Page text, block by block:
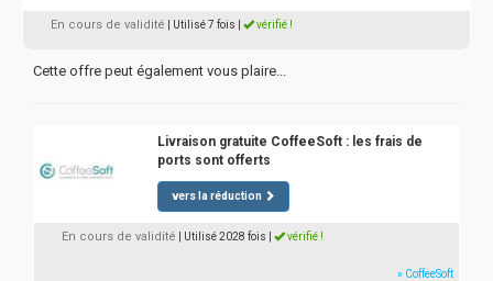
En cours de validité | Utilisé 7 fois vérifié !
Cette offre peut également vous plaire...
Livraison gratuite CoffeeSoft : les frais de
ports sont offerts
vers la réduction
En cours de validité | Utilisé 2028 fois vérifié !
» CoffeeSoft